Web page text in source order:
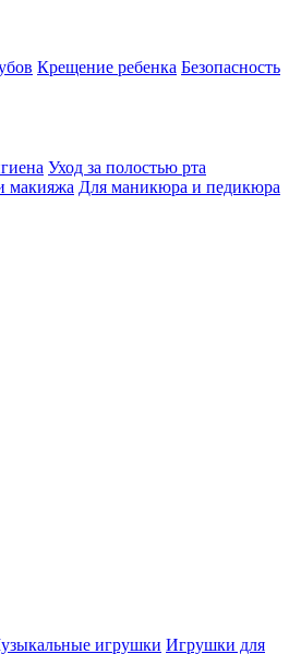
Крещение ребенка Безопасность
Уход за полостью рта
макияжа Для маникюра и педикюра
игрушки Игрушки для